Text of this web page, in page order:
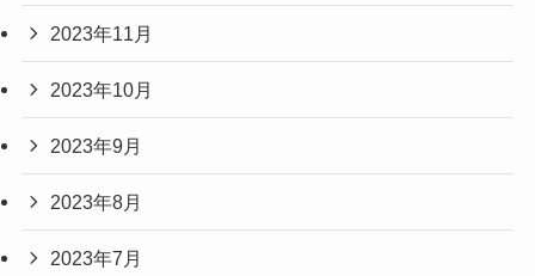
2023年11月
2023年10月
2023年9月
2023年8月
2023年7月